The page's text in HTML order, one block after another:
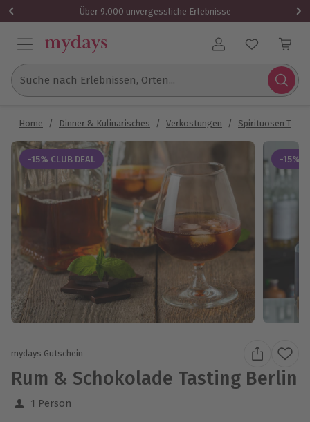
Über 9.000 unvergessliche Erlebnisse
Benutzerkonto
Suche nach Erlebnissen, Orten...
Home / Dinner & Kulinarisches / Verkostungen / Spirituosen
-15% CLUB DEAL -15%
mydays Gutschein
Rum & Schokolade Tasting Berlin
1 Person